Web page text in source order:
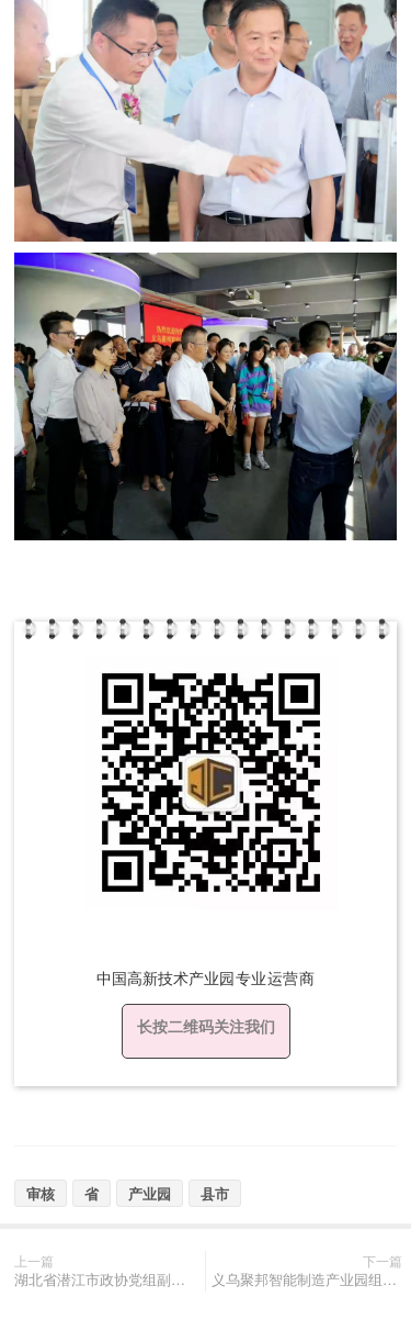
中国高新技术产业园专业运营商
长按二维码关注我们
审核 省 产业园 县市
上一篇
湖北省潜江市政协党组副书、副主席赵长安带队考察聚邦集团
下一篇
义乌聚邦智能制造产业园组团参加义乌国际智能装备博览会